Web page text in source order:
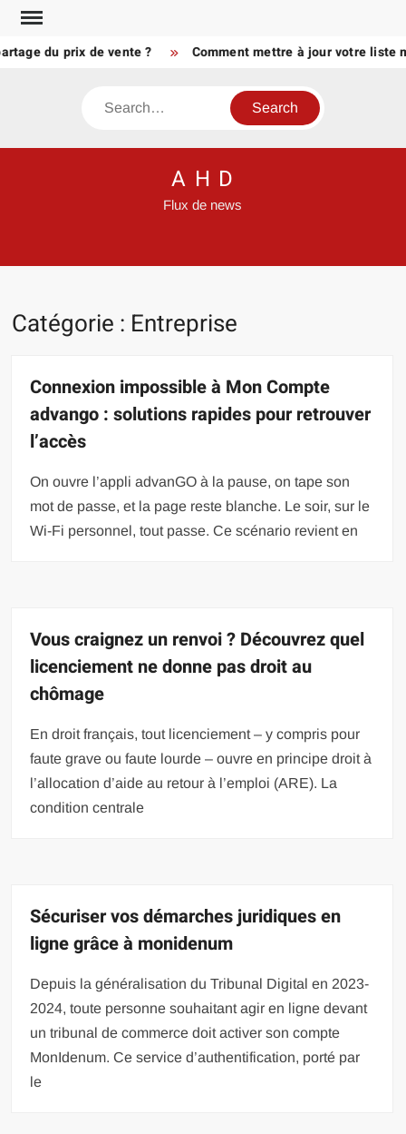
Skip
content
du prix de vente ? Comment mettre à jour votre liste
Search
A H D
Flux de news
Catégorie : Entreprise
Connexion impossible à Mon Compte
advango : solutions rapides pour retrouver
l’accès
On ouvre l’appli advanGO à la pause, on tape son
mot de passe, et la page reste blanche. Le soir, sur le
Wi-Fi personnel, tout passe. Ce scénario revient en
Vous craignez un renvoi ? Découvrez quel
licenciement ne donne pas droit au
chômage
En droit français, tout licenciement – y compris pour
faute grave ou faute lourde – ouvre en principe droit à
l’allocation d’aide au retour à l’emploi (ARE). La
condition centrale
Sécuriser vos démarches juridiques en
ligne grâce à monidenum
Depuis la généralisation du Tribunal Digital en 2023-
2024, toute personne souhaitant agir en ligne devant
un tribunal de commerce doit activer son compte
MonIdenum. Ce service d’authentification, porté par
le